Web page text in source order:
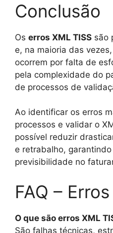
Conclusão
Os erros XML TISS são
e, na maioria das
ocorrem por falta de
pela complexidade do
de processos de
Ao identificar os erros
processos e validar o
possível reduzir
e retrabalho,
previsibilidade no
FAQ –
O que são erros XML
São falhas técnicas,